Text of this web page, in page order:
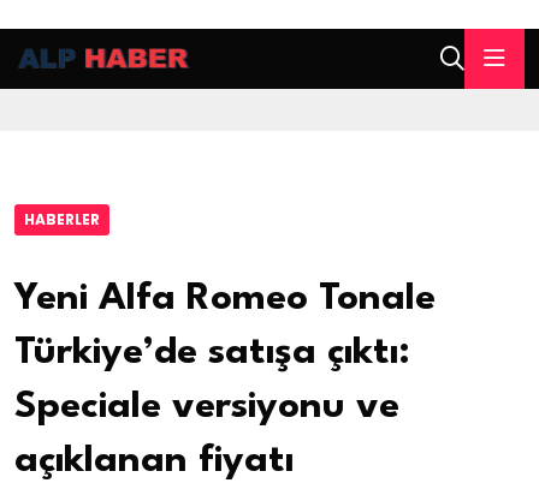
HABERLER
Yeni Alfa Romeo Tonale
Türkiye’de satışa çıktı:
Speciale versiyonu ve
açıklanan fiyatı